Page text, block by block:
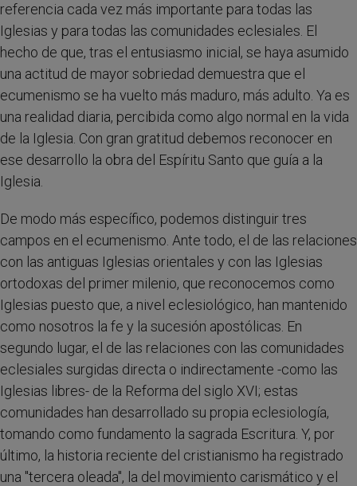
referencia cada vez más importante para todas las
Iglesias y para todas las comunidades eclesiales. El
hecho de que, tras el entusiasmo inicial, se haya asumido
una actitud de mayor sobriedad demuestra que el
ecumenismo se ha vuelto más maduro, más adulto. Ya es
una realidad diaria, percibida como algo normal en la vida
de la Iglesia. Con gran gratitud debemos reconocer en
ese desarrollo la obra del Espíritu Santo que guía a la
Iglesia.
De modo más específico, podemos distinguir tres
campos en el ecumenismo. Ante todo, el de las relaciones
con las antiguas Iglesias orientales y con las Iglesias
ortodoxas del primer milenio, que reconocemos como
Iglesias puesto que, a nivel eclesiológico, han mantenido
como nosotros la fe y la sucesión apostólicas. En
segundo lugar, el de las relaciones con las comunidades
eclesiales surgidas directa o indirectamente -como las
Iglesias libres- de la Reforma del siglo XVI; estas
comunidades han desarrollado su propia eclesiología,
tomando como fundamento la sagrada Escritura. Y, por
último, la historia reciente del cristianismo ha registrado
una "tercera oleada", la del movimiento carismático y el